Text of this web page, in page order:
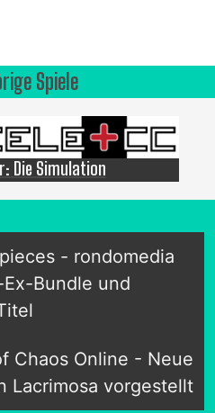
Spiele
Die Simulation
- rondomedia
Bundle und
Chaos Online - Neue
Lacrimosa vorgestellt